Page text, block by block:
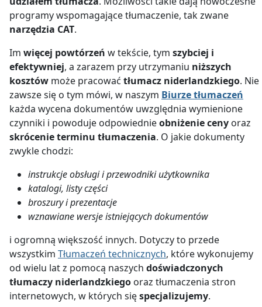
programy wspomagające tłumaczenie, tak zwane
narzędzia CAT.
Im więcej powtórzeń w tekście, tym szybciej i
efektywniej, a zarazem przy utrzymaniu niższych
kosztów może pracować tłumacz niderlandzkiego. Nie
zawsze się o tym mówi, w naszym Biurze tłumaczeń
każda wycena dokumentów uwzględnia wymienione
czynniki i powoduje odpowiednieobniżenie ceny oraz
skrócenie terminu tłumaczenia. O jakie dokumenty
zwykle chodzi:
instrukcje obsługi i przewodniki użytkownika
katalogi, listy części
broszury i prezentacje
wznawiane wersje istniejących dokumentów
i ogromną większość innych. Dotyczy to przede
wszystkim Tłumaczeń technicznych, które wykonujemy
od wielu lat z pomocą naszych doświadczonych
tłumaczy niderlandzkiego oraz tłumaczenia stron
internetowych, w których sięspecjalizujemy.